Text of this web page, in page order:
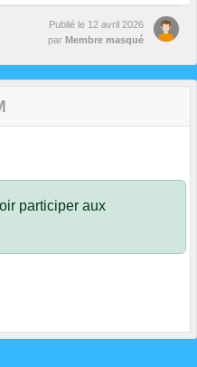
Publié le 12 avril 2026
par Membre masqué
participer aux